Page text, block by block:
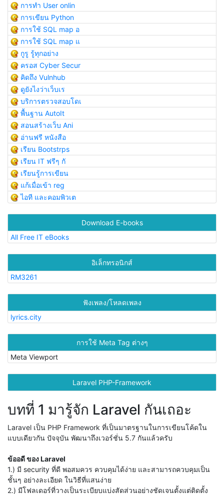
การทำ User onlin
การเขียน Python
การใช้ SQL map อ
การใช้ SQL map แ
กูรู รู้ทุกอย่าง
ครอส Cyber Secur
คิดถึง Vulnhub
ดูยังไงว่าเว็บเร
บริการตรวจสอบโดเ
พื้นฐาน AutoIt
สอนสร้างเว็บ Ani
อ่านฟรี หนังสือ
เรียน Bootstrps
เรียน IT ฟรีๆ กั
เรียนรู้การเขียน
แก้เมื่อเข้า reg
ไอที และคอมพิวเต
Download E-books
All Free IT eBooks
อิเล็กทรอนิกส์
RM3261
ฟังเพลง/โหลดเพลง
lyrics.city
การใช้ Meta Tag ต่างๆ
Meta Viewport
Laravel PHP-Framework
บทที่ 1 มารู้จัก Laravel กันเถอะ
Laravel เป็น PHP Framework ที่เป็นมาตรฐานในการเขียนโค้ดใน
แบบเดียวกัน ปัจจุบัน พัฒนาถึงเวอร์ชั่น 5.7 กันแล้วครับ
ข้ออดี ของ Laravel
1.) มี security ที่ดี พอสมควร ควบคุมได้ง่าย และสามารถควบคุมเป็น
ชั้นๆ อย่างละเอียด ในวิธีที่แสนง่าย
2.) มีโฟลเดอร์ที่วางเป็นระเบียบแบ่งสัดส่วนอย่างชัดเจนตั้งแต่ติดตั้ง